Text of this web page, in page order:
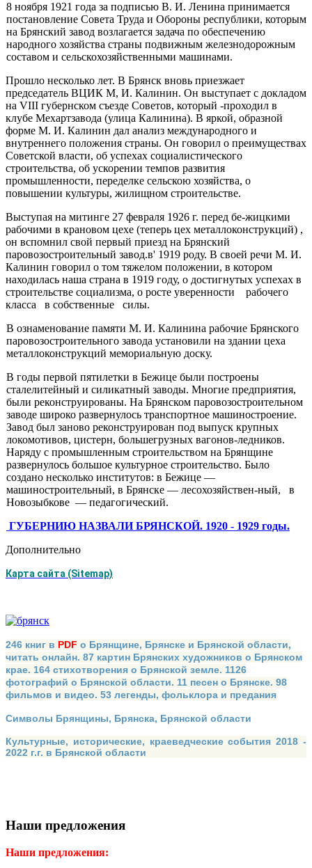
8 ноября 1921 года за подписью В. И. Ленина прини­мается
постановление Совета Труда и Обороны респуб­лики, которым
на Брянский завод возлагается задача по обеспечению
народного хозяйства страны подвижным железнодорожным
составом и сельскохозяйственными ма­шинами.
Прошло несколько лет. В Брянск вновь приезжает
председатель ВЦИК М, И. Калинин. Он выступает с докладом
на VIII губернском съезде Советов, который -проходил в
клубе Мехартзавода (улица Калинина). В яркой, образной
форме М. И. Калинин дал анализ меж­дународного и
внутреннего положения страны. Он гово­рил о преимуществах
Советской власти, об успехах со­циалистического
строительства, об ускорении темпов развития
промышленности, переделке сельскою хозяйст­ва, о
повышении культуры, жилищном строительстве.
Выступая на митинге 27 февраля 1926 г. перед бе-жицкими
рабочими в крановом цехе (теперь цех метал­локонструкций) ,
он вспомнил свой первый приезд на Брян­ский
паровозостроительный завод.в' 1919 роду. В своей речи М. И.
Калинин говорил о том тяжелом положе­нии, в котором
находилась наша страна в 1919 году, о достигнутых успехах в
строительстве социализма, о ро­сте уверенности рабочего
класса в собственные силы.
В ознаменование памяти М. И. Калинина рабочие Брянского
паровозостроительного завода установили на здании цеха
металлоконструкций мемориальную доску.
В годы первой пятилетки в Бежице были построены
сталелитейный и силикатный заводы. Многие предприя­тия,
были реконструированы. На Брянском паровозостро­ительном
заводе широко развернулось транспортное ма­шиностроение.
Завод был заново реконструирован под выпуск крупных
локомотивов, цистерн, большегрузных вагонов-ледников.
Наряду с промышленным строительст­вом на Брянщине
развернулось большое культурное стро­ительство. Было
создано несколько институтов: в Бежи­це —
машиностроительный, в Брянске — лесохозяйствен-ный, в
Новозыбкове — педагогический.
ГУБЕРНИЮ НАЗВАЛИ БРЯНСКОЙ. 1920 - 1929 годы.
Дополнительно
Карта сайта (Sitemap)
246 книг в PDF о Брянщине, Брянске и Брянской области,
читать онлайн. 87 картин Брянских художников о Брянском
крае. 164 стихотворения о Брянской земле. 1126
фотографий о Брянской области. 11 песен о Брянске. 98
фильмов и видео. 53 легенды, фольклора и предания
Символы Брянщины, Брянска, Брянской области
Культурные, исторические, краеведческие события 2018 -
2022 г.г. в Брянской области
Наши предложения
Наши предложения: